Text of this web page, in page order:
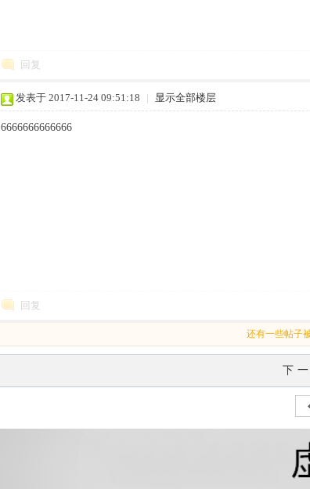
回复
发表于 2017-11-24 09:51:18 | 显示全部楼层
6666666666666
回复
还有一些帖子
下